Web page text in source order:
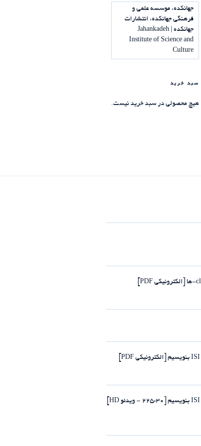
جهانکده، موسسه علمی و
فرهنگی جهانکده، انتشارات
جهانکده | Jahankadeh
Institute of Science and
Culture
سبد خرید
هیچ محصولی در سبد خرید نیست.